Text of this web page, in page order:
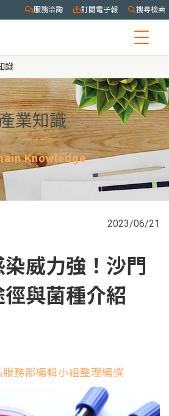
服務洽詢 訂閱電子報 搜尋檢索
識
業知識
Knowledge
2023/06/21
威力強！沙門
與菌種介紹
服務部編輯小組整理編撰